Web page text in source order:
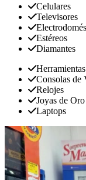
Celulares
Televisores
Estéreos
Diamantes
Herramientas
Consolas de
Relojes
Joyas de Oro
Laptops